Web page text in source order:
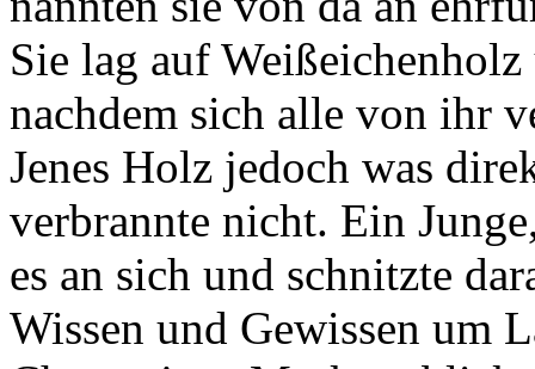
Sie lag auf
nachdem sich alle von ihr
Jenes Holz jedoch was
verbrannte nicht. Ein
es an sich und schnitzte
Wissen und Gewissen um